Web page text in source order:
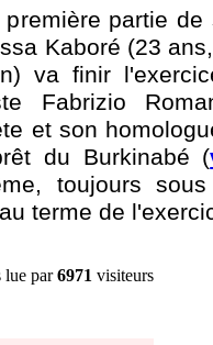
partie
Kaboré (23
va finir
Fabrizio
et son
du Burkinabé (
toujours
terme de
lue par6971 visiteurs